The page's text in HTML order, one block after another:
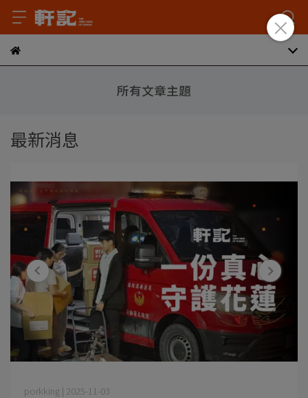
所有文章主題
最新消息
porkking | 2025-11-03